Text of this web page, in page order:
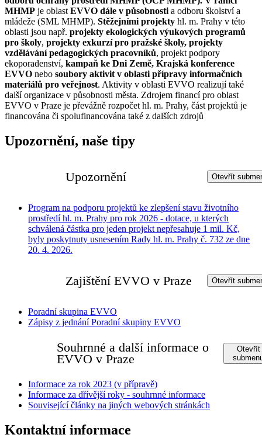
MHMP je oblast EVVO dále v působnosti a odboru školství a
mládeže (SML MHMP). Stěžejními projekty hl. m. Prahy v této
oblasti jsou např. projekty ekologických výukových programů
pro školy, projekty exkurzí pro pražské školy, projekty
vzdělávání pedagogických pracovníků, projekt podpory
ekoporadenství, kampaň ke Dni Země, Krajská konference
EVVO nebo soubory aktivit v oblasti přípravy informačních
materiálů pro veřejnost. Aktivity v oblasti EVVO realizují také
další organizace v působnosti města. Zdrojem financí pro oblast
EVVO v Praze je převážně rozpočet hl. m. Prahy, část projektů je
financována či spolufinancována také z dalších zdrojů
Upozornění, naše tipy
Upozornění Otevřít
Program na podporu projektů ke zlepšení stavu životního
prostředí hl. m. Prahy pro rok 2026 - dotace, u kterých
schválená částka pro jeden projekt nepřesahuje 1 mil. Kč,
byly poskytnuty usnesením Rady hl. m. Prahy č. 732 ze dne
20. 4. 2026.
Zajištění EVVO v Praze Otevřít
Poradní skupina EVVO
Zápisy z jednání Poradní skupiny EVVO
Souhrnné a další informace o
EVVO v Praze
Otevřít
Informace za rok 2023 (v přípravě)
Informace za dřívější roky - souhrnné informace
Související články na jiných webových stránkách
Kontaktní informace